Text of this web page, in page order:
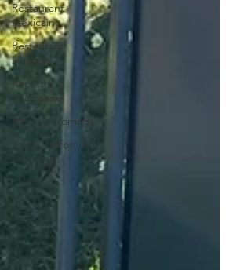
Restaurant
mexicain
Restaurant
Libanais
Recette
alsacienne
Mets au fromage
Après l’effort, le
réconfort.